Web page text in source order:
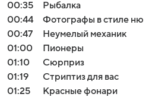
00:35
Рыбалка
00:44
Фотографы в стиле ню
00:47
Неумелый механик
01:00
Пионеры
01:10
Сюрприз
01:19
Стриптиз для вас
01:25
Красные фонари